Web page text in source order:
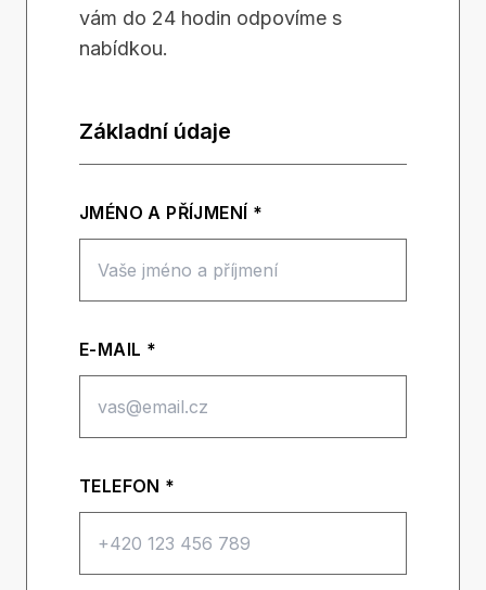
vám do 24 hodin odpovíme s
nabídkou.
Základní údaje
JMÉNO A PŘÍJMENÍ *
E-MAIL *
TELEFON *